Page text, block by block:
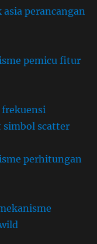
perancangan
pemicu fitur
simbol scatter
perhitungan